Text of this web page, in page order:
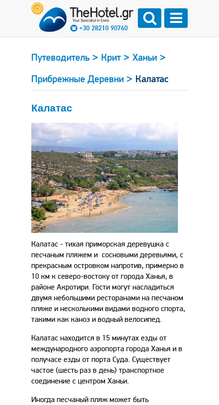
+30 28210 90760
Путеводитель > Крит> Ханьи >
Прибрежные Деревни > Калатас
Калатас
Калатас - тихая приморская деревушка с
песчаным пляжем и сосновыми деревьями, с
прекрасным островком напротив, примерно в
10 км к северо-востоку от города Ханья, в
районе Акротири. Гости могут насладиться
двумя небольшими ресторанами на песчаном
пляже и несколькими видами водного спорта,
такими как каноэ и водный велосипед.
Калатас находится в 15 минутах езды от
международного аэропорта города Ханья и в
получасе езды от порта Суда. Существует
частое (шесть раз в день) транспортное
соединение с центром Ханьи.
Иногда песчаный пляж может быть